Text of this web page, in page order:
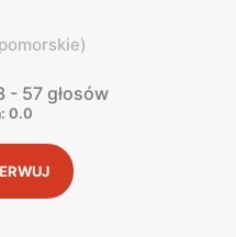
)
- 57 głosów
0.0